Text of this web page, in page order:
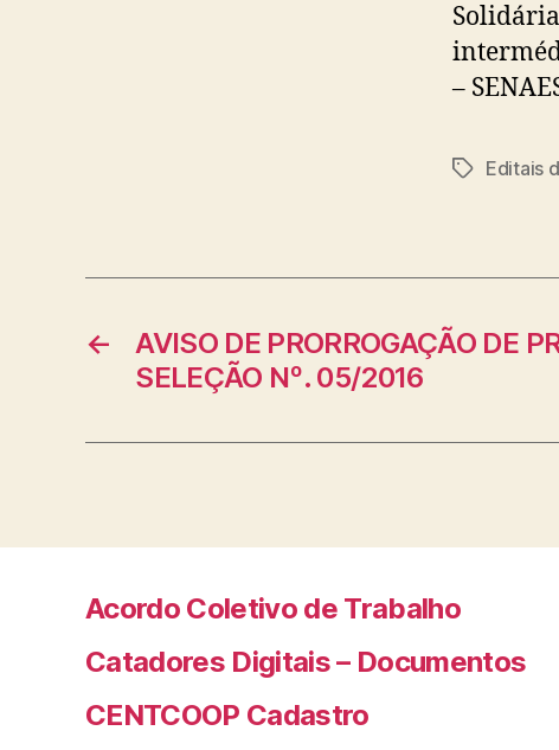
–
TagsEditais
←
AVISO DE PRORROGAÇÃO DE
SELEÇÃO Nº. 05/2016
Acordo Coletivo de Trabalho
Catadores Digitais – Documentos
CENTCOOP Cadastro